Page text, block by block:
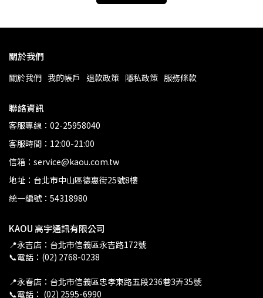
關於我們
關於我們 我的帳戶 退款政策 隱私政策 服務條款
聯絡資訊
客服專線：02-25958040
客服時間：12:00-21:00
信箱：service@kaou.com.tw
地址：台北市中山區德惠街25號8樓
統一編號：54318980
KAOU 高宇通訊有限公司
📍永吉店：台北市信義區永吉路172號
📞電話：(02) 2768-0238
📍永春店：台北市信義區忠孝東路五段236巷3弄35號
📞電話： (02) 2595-6990